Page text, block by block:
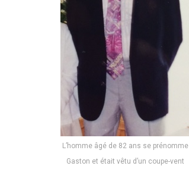
L’homme âgé de 82 ans se prénomme
Gaston et était vêtu d’un coupe-vent